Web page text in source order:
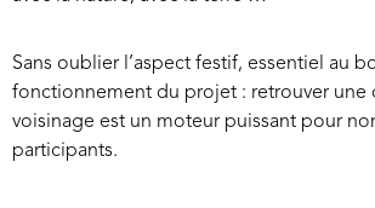
Sans oublier l’aspect festif, essentiel au
fonctionnement du projet : retrouver une
voisinage est un moteur puissant pour
participants.